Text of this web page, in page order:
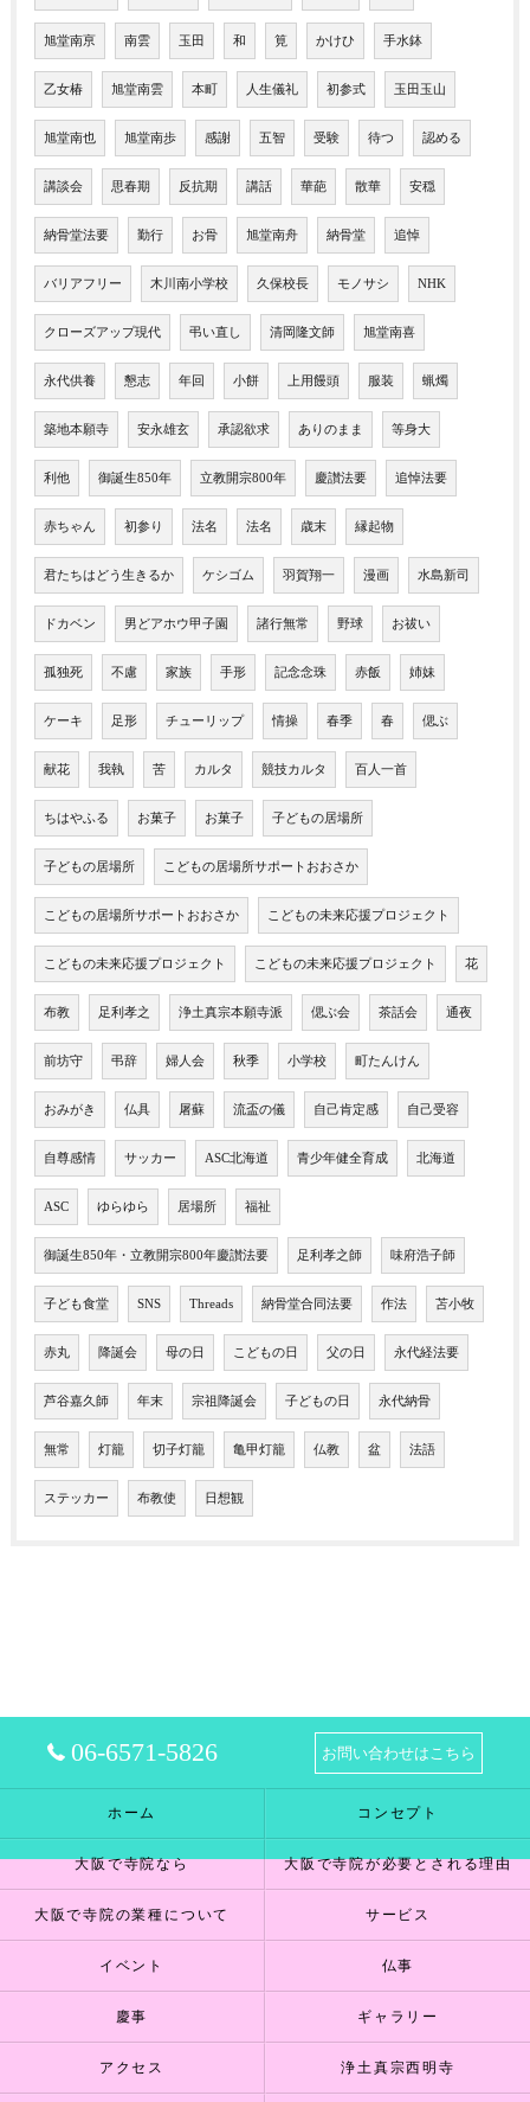
旭堂南亰 南雲 玉田 和 筧 かけひ 手水鉢
乙女椿 旭堂南雲 本町 人生儀礼 初参式 玉田玉山
旭堂南也 旭堂南歩 感謝 五智 受験 待つ 認める
講談会 思春期 反抗期 講話 華葩 散華 安穏
納骨堂法要 勤行 お骨 旭堂南舟 納骨堂 追悼
バリアフリー 木川南小学校 久保校長 モノサシ NHK
クローズアップ現代 弔い直し 清岡隆文師 旭堂南喜
永代供養 懇志 年回 小餅 上用饅頭 服装 蝋燭
築地本願寺 安永雄玄 承認欲求 ありのまま 等身大
利他 御誕生850年 立教開宗800年 慶讃法要 追悼法要
赤ちゃん 初参り 法名 法名 歳末 縁起物
君たちはどう生きるか ケシゴム 羽賀翔一 漫画 水島新司
ドカベン 男どアホウ甲子園 諸行無常 野球 お祓い
孤独死 不慮 家族 手形 記念念珠 赤飯 姉妹
ケーキ 足形 チューリップ 情操 春季 春 偲ぶ
献花 我執 苦 カルタ 競技カルタ 百人一首
ちはやふる お菓子 お菓子 子どもの居場所
子どもの居場所 こどもの居場所サポートおおさか
こどもの居場所サポートおおさか こどもの未来応援プロジェクト
こどもの未来応援プロジェクト こどもの未来応援プロジェクト 花
布教 足利孝之 浄土真宗本願寺派 偲ぶ会 茶話会 通夜
前坊守 弔辞 婦人会 秋季 小学校 町たんけん
おみがき 仏具 屠蘇 流盃の儀 自己肯定感 自己受容
自尊感情 サッカー ASC北海道 青少年健全育成 北海道
ASC ゆらゆら 居場所 福祉
御誕生850年・立教開宗800年慶讃法要 足利孝之師 味府浩子師
子ども食堂 SNS Threads 納骨堂合同法要 作法 苫小牧
赤丸 降誕会 母の日 こどもの日 父の日 永代経法要
芦谷嘉久師 年末 宗祖降誕会 子どもの日 永代納骨
無常 灯籠 切子灯籠 亀甲灯籠 仏教 盆 法語
ステッカー 布教使 日想観
06-6571-5826 お問い合わせはこちら
ホーム コンセプト
大阪で寺院なら 大阪で寺院が必要とされる理由
大阪で寺院の業種について サービス
イベント 仏事
慶事 ギャラリー
アクセス 浄土真宗西明寺